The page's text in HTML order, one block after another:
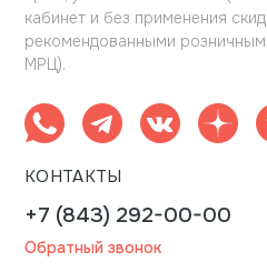
кабинет и без применения
рекомендованными
МРЦ).
КОНТАКТЫ
+7 (843) 292-00-00
Обратный звонок